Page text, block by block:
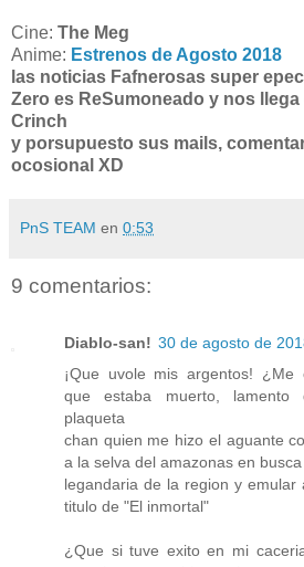
Cine: The Meg
Anime: Estrenos de Agosto 2018
las noticias Fafnerosas super
Zero es ReSumoneado y nos
Crinch
y porsupuesto sus mails,
ocosional XD
PnS TEAM en 0:53
9 comentarios:
Diablo-san! 30 de agosto de
¡Que uvole mis argentos! ¿Me
que estaba muerto, lamento
plaqueta
chan quien me hizo el aguante
a la selva del amazonas en
legandaria de la region y emular
titulo de "El inmortal"
¿Que si tuve exito en mi